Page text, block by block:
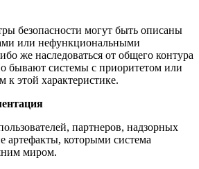
безопасности могут быть описаны
или нефункциональными
же наследоваться от общего контура
бывают системы с приоритетом или
к этой характеристике.
партнеров, надзорных
артефакты, которыми система
миром.